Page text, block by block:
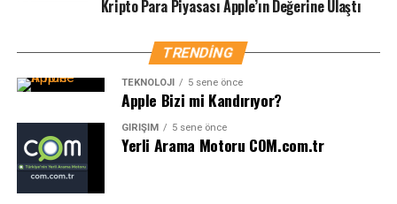
Kripto Para Piyasası Apple’ın Değerine Ulaştı
TRENDING
TEKNOLOJI 5 sene önce
Apple Bizi mi Kandırıyor?
GIRIŞIM 5 sene önce
Yerli Arama Motoru COM.com.tr